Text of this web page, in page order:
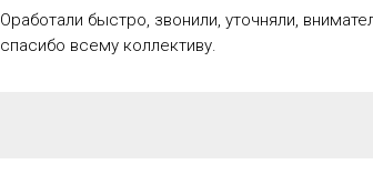
Оработали быстро, звонили, уточняли,
спасибо всему коллективу.